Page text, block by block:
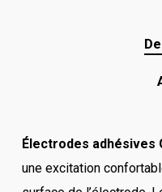
Électrodes adhésives
une excitation